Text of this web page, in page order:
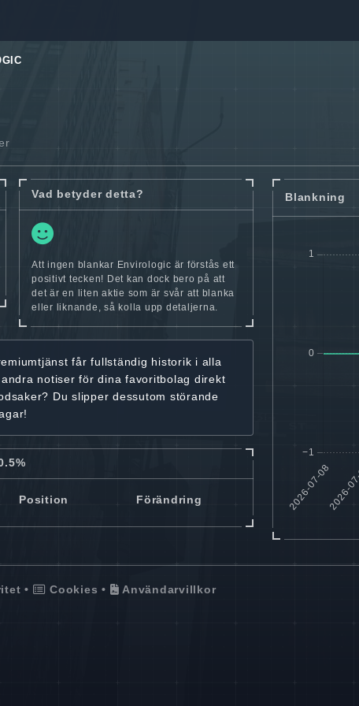
Vad betyder detta?
Att ingen blankar Envirologic är förstås ett
positivt tecken! Det kan dock bero på att
det är en liten aktie som är svår att blanka
eller liknande, så kolla upp detaljerna.
fårfullständig historik i alla
notiser för dina favoritbolag direkt
Du slipper dessutom störande
Position Förändring
Blankning
• Cookies • Användarvillkor